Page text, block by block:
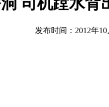
发布时间：2012年10